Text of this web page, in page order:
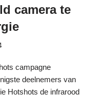
camera te
campagne
deelnemers van
Hotshots de infrarood